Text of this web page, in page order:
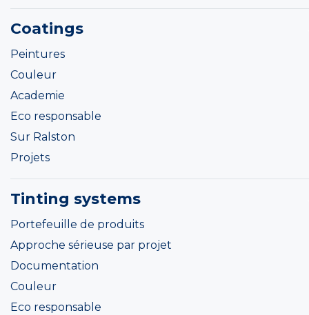
Coatings
Peintures
Couleur
Academie
Eco responsable
Sur Ralston
Projets
Tinting systems
Portefeuille de produits
Approche sérieuse par projet
Documentation
Couleur
Eco responsable